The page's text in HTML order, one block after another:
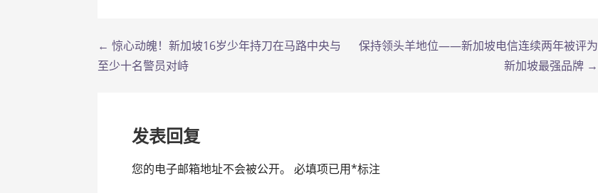
文
← 惊心动魄！新加坡16岁少年持刀在马路中央与
至少十名警员对峙
保持领头羊地位——新加坡电信连续两年被评为
新加坡最强品牌 →
发表回复
您的电子邮箱地址不会被公开。 必填项已用*标注